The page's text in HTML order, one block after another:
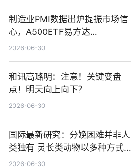
制造业PMI数据出炉提振市场信
心，A500ETF易方达
（159361）昨日“吸金”1.7亿元-
2026-06-30
和讯高璐明：注意！关键变盘
点！明天向上向下？
2026-06-30
国际最新研究：分娩困难并非人
类独有 灵长类动物以多种方式演
化|最新消息
2026-06-30